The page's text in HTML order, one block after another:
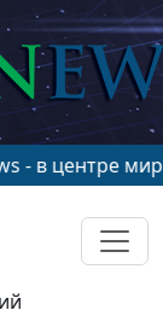
мирового